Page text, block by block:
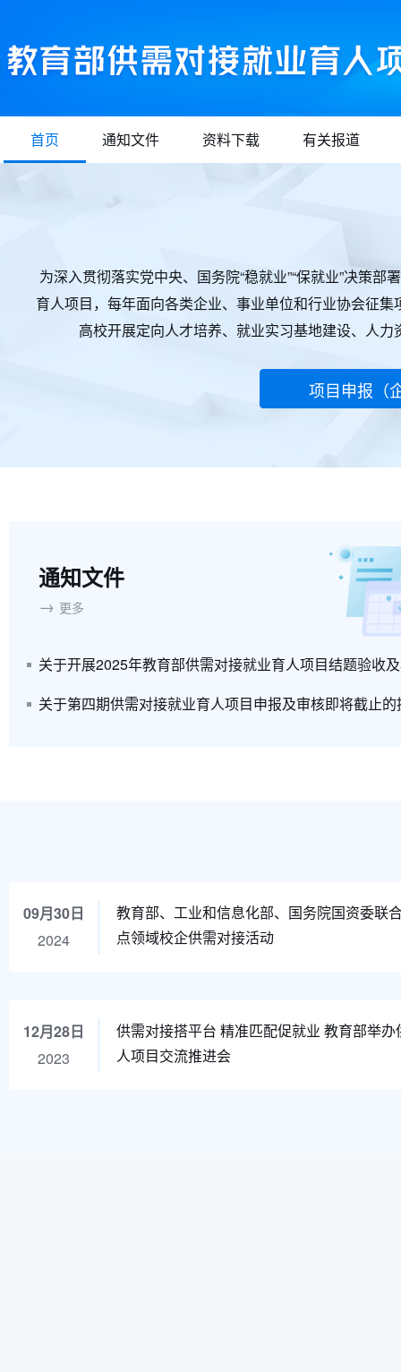
首页 通知文件 资料下载 有关报道
为深入贯彻落实党中央、国务院“稳就业”“保就业”决策
育人项目，每年面向各类企业、事业单位和行业协会征
高校开展定向人才培养、就业实习基地建设、人
项目申报（
通知文件
→ 更多
关于第四期供需对接就业育人项目申报及审核即将截止
09月30日
2024
教育部、工业和信息化部、国务院国资委联
点领域校企供需对接活动
12月28日
2023
供需对接搭平台 精准匹配促就业 教育部举
人项目交流推进会